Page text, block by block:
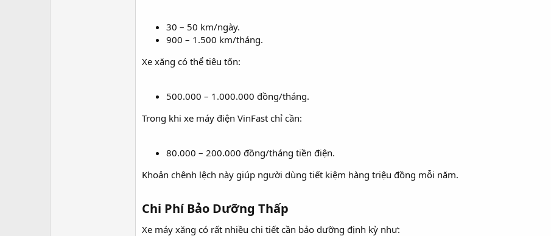
30 – 50 km/ngày.
900 – 1.500 km/tháng.
Xe xăng có thể tiêu tốn:
500.000 – 1.000.000 đồng/tháng.
Trong khi xe máy điện VinFast chỉ cần:
80.000 – 200.000 đồng/tháng tiền điện.
Khoản chênh lệch này giúp người dùng tiết kiệm hàng triệu đồng mỗi năm.
Chi Phí Bảo Dưỡng Thấp​
Xe máy xăng có rất nhiều chi tiết cần bảo dưỡng định kỳ như: